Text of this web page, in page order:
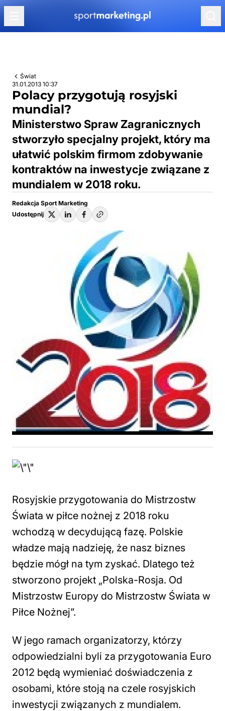
Przejdź do treści
Świat
31.01.2013 10:37
Polacy przygotują rosyjski
mundial?
Ministerstwo Spraw Zagranicznych
stworzyło specjalny projekt, który ma
ułatwić polskim firmom zdobywanie
kontraktów na inwestycje związane z
mundialem w 2018 roku.
Redakcja Sport Marketing
Udostępnij
Rosyjskie przygotowania do Mistrzostw
Świata w piłce nożnej z 2018 roku
wchodzą w decydującą fazę. Polskie
władze mają nadzieję, że nasz biznes
będzie mógł na tym zyskać. Dlatego też
stworzono projekt „Polska-Rosja. Od
Mistrzostw Europy do Mistrzostw Świata w
Piłce Nożnej”.
W jego ramach organizatorzy, którzy
odpowiedzialni byli za przygotowania Euro
2012 będą wymieniać doświadczenia z
osobami, które stoją na czele rosyjskich
inwestycji związanych z mundialem.